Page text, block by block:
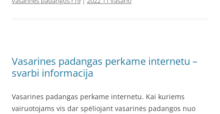
Vasarines padangas perkame internetu –
svarbi informacija
Vasarines padangas perkame internetu. Kai kuriems
vairuotojams vis dar spėliojant vasarinės padangos nuo